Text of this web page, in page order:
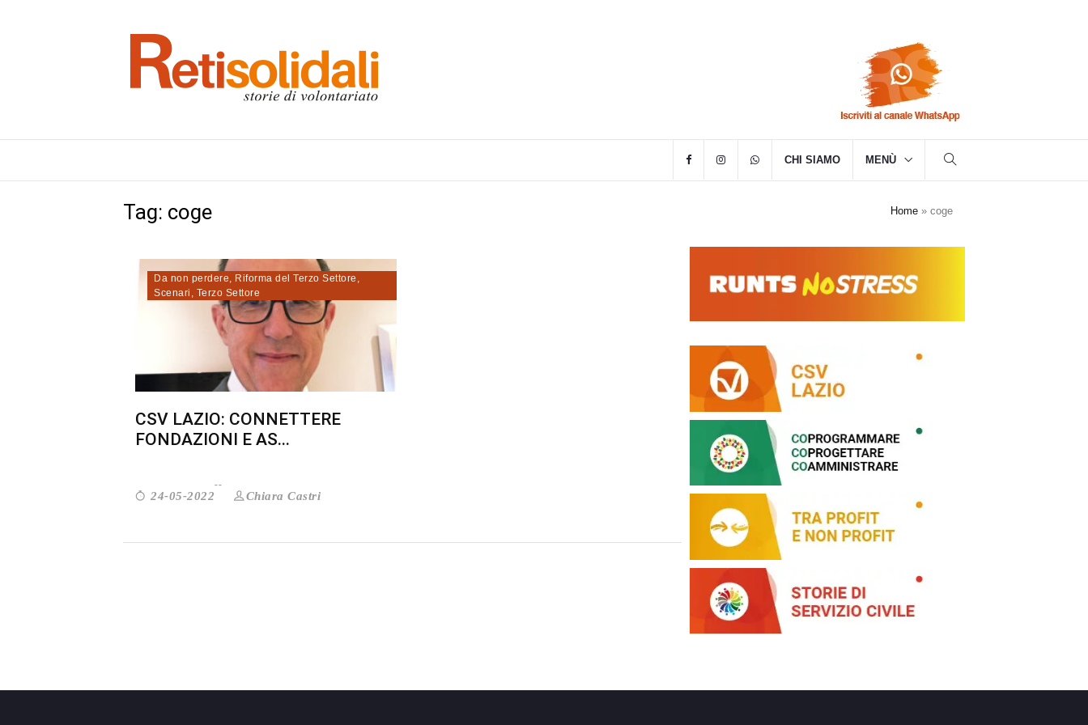
CHI SIAMO MENÙ
Tag: coge Home » coge
Da non perdere, Riforma del Terzo Settore ,
Scenari , Terzo Settore
CSV LAZIO: CONNETTERE
FONDAZIONI E AS...
24-05-2022 Chiara Castri